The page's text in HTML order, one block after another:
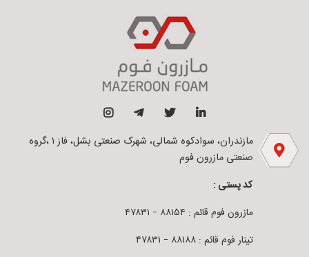
مازندران، سوادکوه شمالی، شهرک صنعتی بشل، فاز ۱ ،گروه
صنعتی مازرون فوم
کد پستی :
مازرون فوم قائم : ۸۸۱۵۴ – ۴۷۸۳۱
تینار فوم قائم : ۸۸۱۸۸ – ۴۷۸۳۱